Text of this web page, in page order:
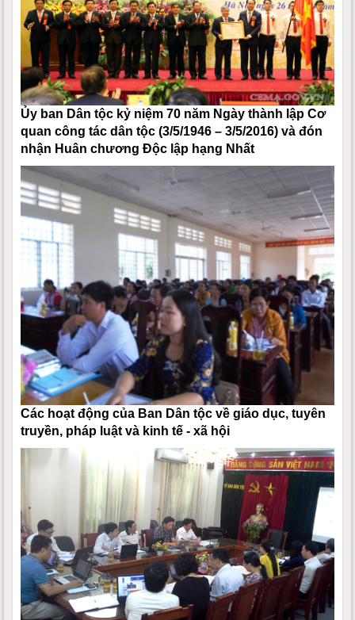
Ủy ban Dân tộc kỷ niệm 70 năm Ngày thành lập Cơ
quan công tác dân tộc (3/5/1946 – 3/5/2016) và đón
nhận Huân chương Độc lập hạng Nhất
Các hoạt động của Ban Dân tộc về giáo dục, tuyên
truyền, pháp luật và kinh tế - xã hội